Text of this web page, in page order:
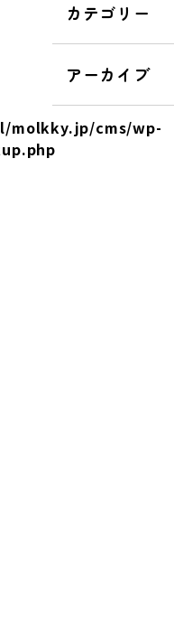
molkky.jp/cms/wp-
カテゴリー
アーカイブ